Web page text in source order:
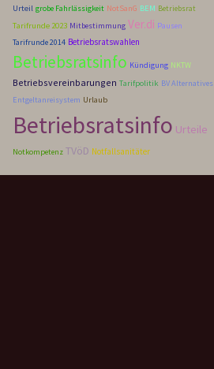
Urteil grobe Fahrlässigkeit NotSanG BEM Betriebsrat
Tarifrunde 2023 Mitbestimmung Ver.di Pausen
Tarifrunde 2014 Betriebsratswahlen
Betriebsratsinfo Kündigung NKTW
Betriebsvereinbarungen Tarifpolitik BV Alternatives
Entgeltanreisystem Urlaub
Betriebsratsinfo Urteile
Notkompetenz TVöD Notfallsanitäter